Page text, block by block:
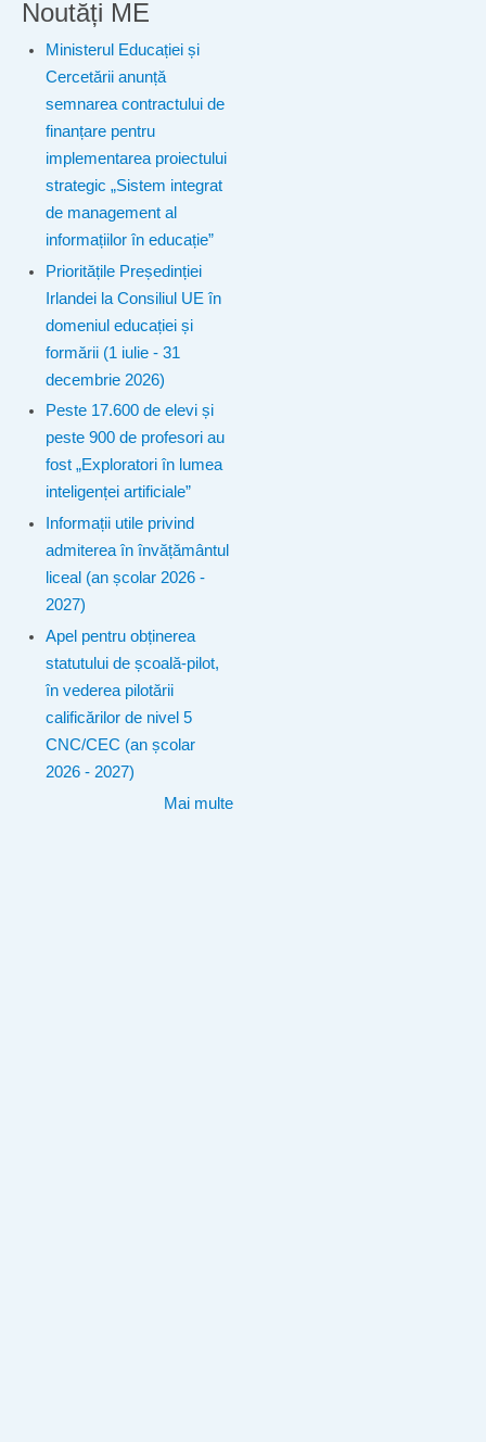
Noutăți ME
Ministerul Educației și
Cercetării anunță
semnarea contractului de
finanțare pentru
implementarea proiectului
strategic „Sistem integrat
de management al
informațiilor în educație”
Prioritățile Președinției
Irlandei la Consiliul UE în
domeniul educației și
formării (1 iulie - 31
decembrie 2026)
Peste 17.600 de elevi și
peste 900 de profesori au
fost „Exploratori în lumea
inteligenței artificiale”
Informații utile privind
admiterea în învățământul
liceal (an școlar 2026 -
2027)
Apel pentru obținerea
statutului de școală-pilot,
în vederea pilotării
calificărilor de nivel 5
CNC/CEC (an școlar
2026 - 2027)
Mai multe